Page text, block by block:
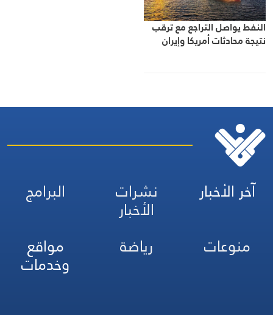
النفط يواصل التراجع مع ترقب
نتيجة محادثات أمريكا وإيران
آخر الأخبار نشرات
الأخبار
البرامج
منوعات
رياضة مواقع
وخدمات